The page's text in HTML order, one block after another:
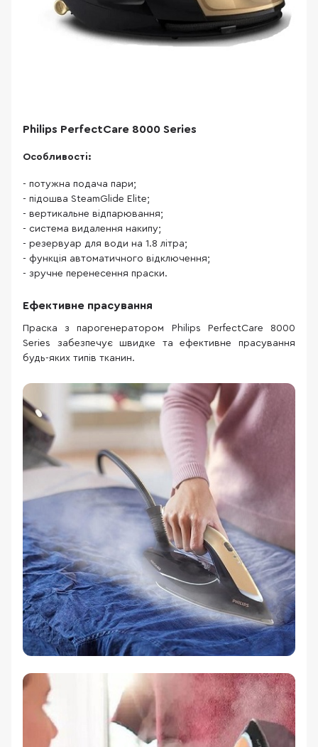
Philips PerfectCare 8000 Series
Особливості:
- потужна подача пари;
- підошва SteamGlide Elite;
- вертикальне відпарювання;
- система видалення накипу;
- резервуар для води на 1.8 літра;
- функція автоматичного відключення;
- зручне перенесення праски.
Ефективне прасування
Праска з парогенератором Philips PerfectCare 8000
Series забезпечує швидке та ефективне прасування
будь-яких типів тканин.